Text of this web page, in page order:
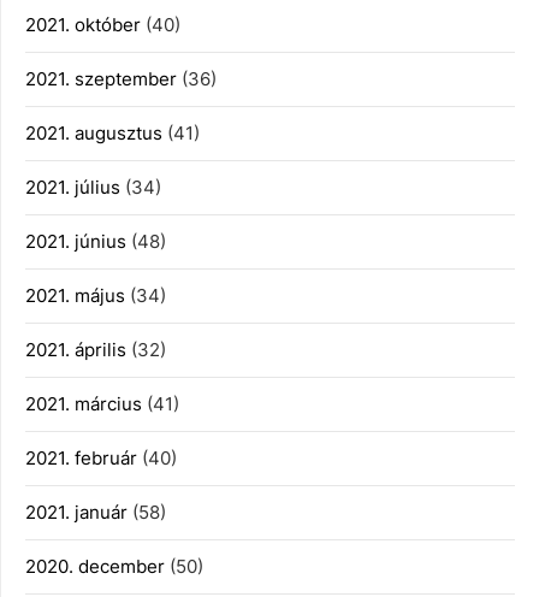
2021. október (40)
2021. szeptember (36)
2021. augusztus (41)
2021. július (34)
2021. június (48)
2021. május (34)
2021. április (32)
2021. március (41)
2021. február (40)
2021. január (58)
2020. december (50)